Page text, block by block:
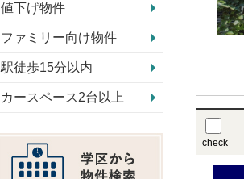
check
値下げ物件
ファミリー向け物件
駅徒歩15分以内
カースペース2台以上